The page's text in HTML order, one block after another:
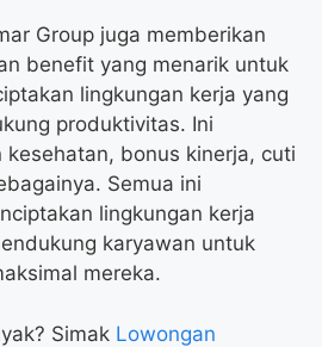
Group juga memberikan
benefit yang menarik untuk
lingkungan kerja yang
produktivitas. Ini
bonus kinerja, cuti
Semua ini
lingkungan kerja
karyawan untuk
mereka.
Simak Lowongan